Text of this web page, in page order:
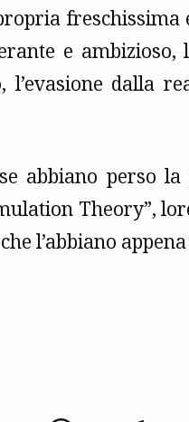
freschissima
e
dalla
abbiano perso
Theory”,
l’abbiano